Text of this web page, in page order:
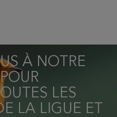
À NOTRE
LES
LA LIGUE ET